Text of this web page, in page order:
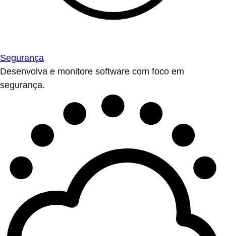
Segurança
Desenvolva e monitore software com foco em
segurança.